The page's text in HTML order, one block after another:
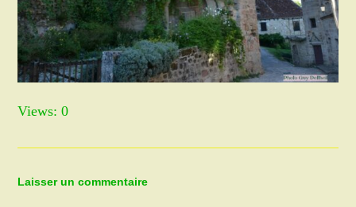
Views: 0
Laisser un commentaire